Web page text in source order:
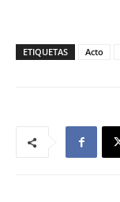
ETIQUETAS Acto